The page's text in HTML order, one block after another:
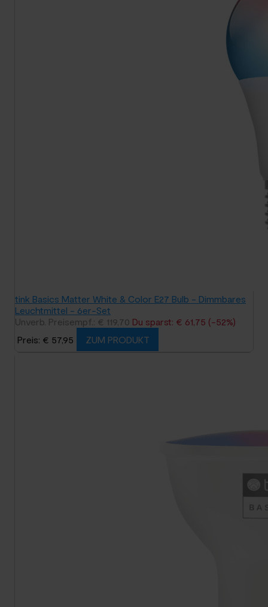
tink Basics Matter White & Color E27 Bulb - Dimmbares
Leuchtmittel - 6er-Set
Unverb. Preisempf.: € 119,70 Du sparst: € 61,75 (-52%)
Preis: € 57,95
ZUM PRODUKT